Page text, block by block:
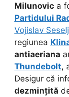
Milunovic a
Partidului
Vojislav Seselj
regiunea
antiaeriana
Thundebolt,
Desigur că
dezmințită